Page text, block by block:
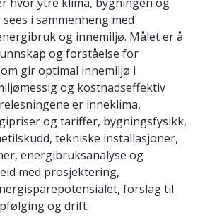
i sammenheng med
og innemiljø. Målet er å
og forståelse for
gir optimal innemiljø i
og kostnadseffektiv
er inneklima,
og tariffer, bygningsfysikk,
tekniske installasjoner,
energibruksanalyse og
med prosjektering,
forslag til
og drift.